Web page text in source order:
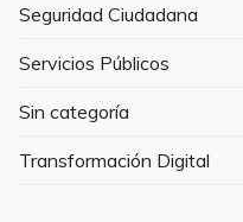
Seguridad Ciudadana
Servicios Públicos
Sin categoría
Transformación Digital